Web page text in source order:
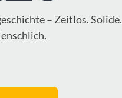
– Zeitlos. Solide.